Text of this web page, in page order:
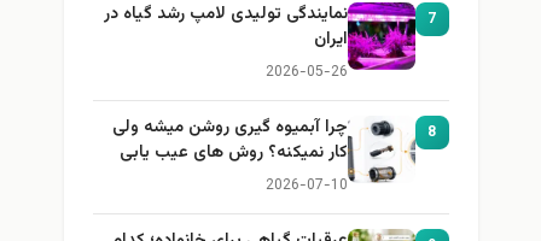
7
نمایندگی تولیدی لامپ رشد گیاه در
ایران
2026-05-26
8
چرا آبمیوه گیری روشن میشه ولی
کار نمیکنه؟ روش های عیب یابی
2026-07-10